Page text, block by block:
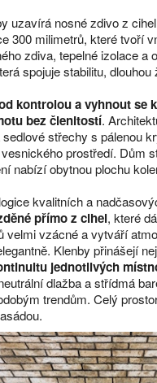
uzavírá nosné zdivo z
300 milimetrů, které tvoří
zdiva, tepelné izolace
spojuje stabilitu,
kontrolou a vyhnout se
bez členitostí.
střechy s pálenou
prostředí. Dům
nabízí obytnou plochu
kvalitních a
přímo z cihel, které
velmi vzácné a vytváří
Klenby přinášejí
jednotlivých
dlažba a střídmá
trendům. Celý